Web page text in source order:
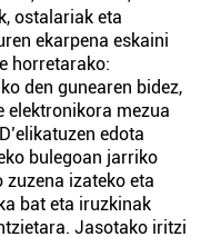
ostalariak eta
ekarpena eskaini
horretarako:
den gunearen bidez,
elektronikora mezua
edota
bulegoan jarriko
izateko eta
bat eta iruzkinak
Jasotako iritzi